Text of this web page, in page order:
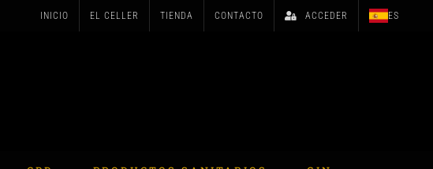
INICIO EL CELLER TIENDA CONTACTO ACCEDER ES